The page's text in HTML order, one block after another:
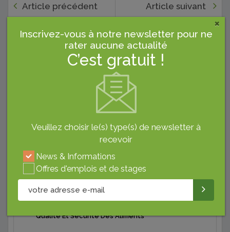
Article précédent
À Candidatures Pour
La Gestion D’une
Start-Up « Sentier
Sous-Marin » À
Article suivant
Convention Entre
L'ATCT Et NAS
OMAR KSIBI
Qualité Et Sécurité Des Aliments
×
Inscrivez-vous à notre newsletter pour ne
rater aucune actualité
C’est gratuit !
Veuillez choisir le(s) type(s) de newsletter à
recevoir
News & Informations
Offres d'emplois et de stages